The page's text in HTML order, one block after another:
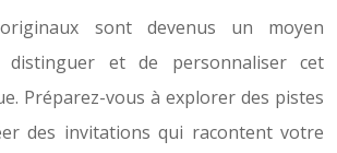
sont devenus un moyen
et de personnaliser cet
Préparez-vous à explorer des pistes
des invitations qui racontent votre